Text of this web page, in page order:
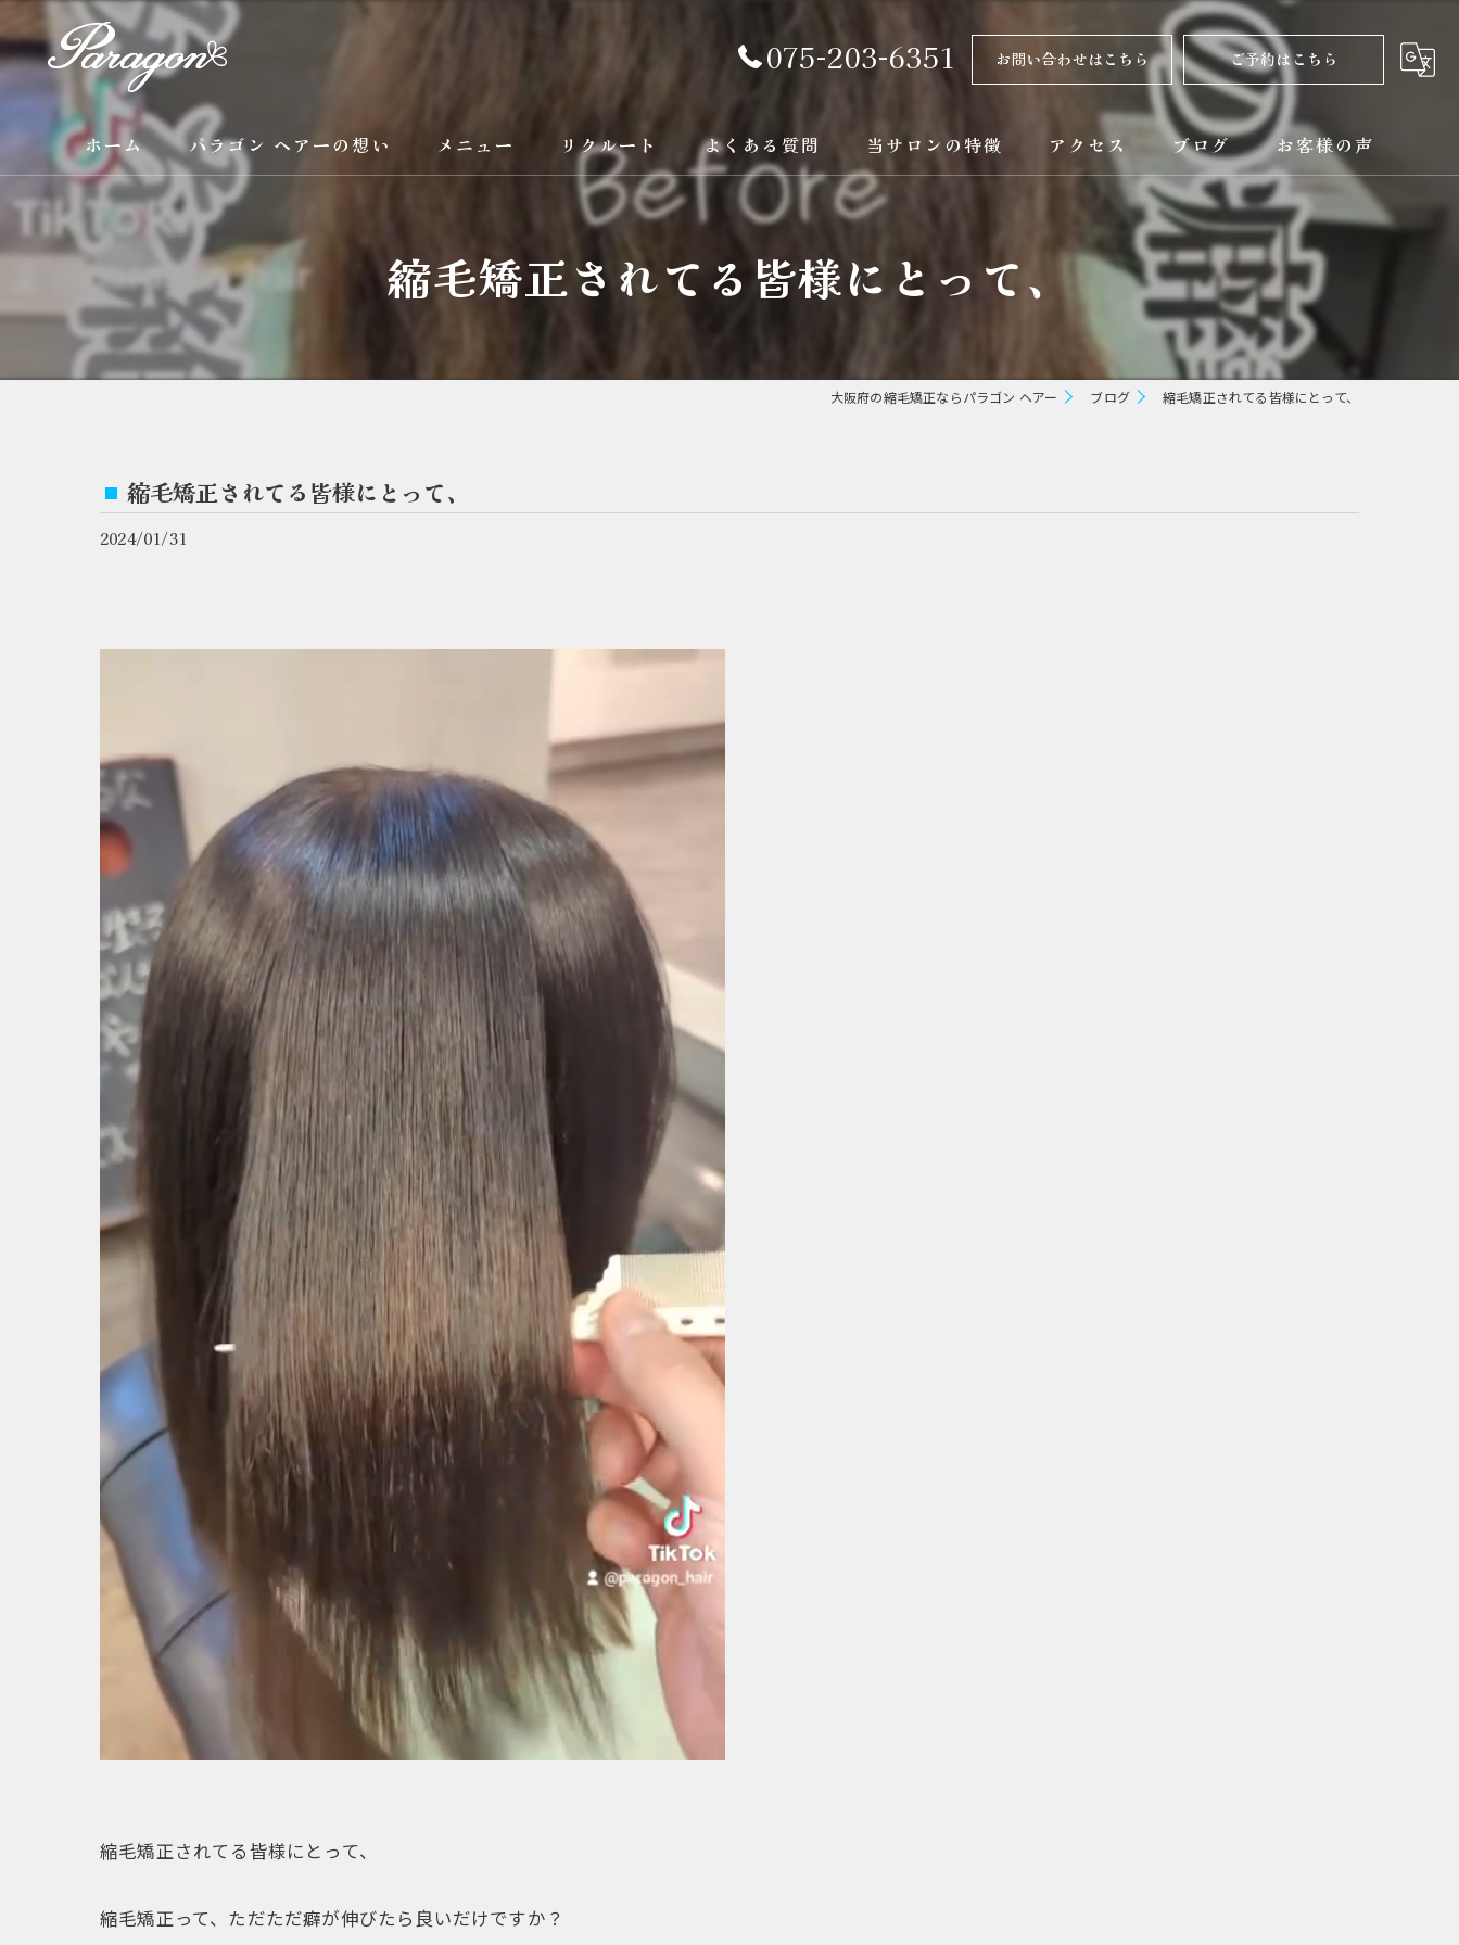
075-203-6351 お問い合わせはこちら ご予約はこちら
ホーム パラゴン ヘアーの想い
サービス
メニュー リクルート よくある質問 当サロンの特徴
京都の縮毛矯正
カラー
ブリーチ縮毛矯正
アクセス ブログ
コラム
お客様の声
縮毛矯正されてる皆様にとって、
大阪府の縮毛矯正ならパラゴン ヘアー ブログ 縮毛矯正されてる皆様にとって、
縮毛矯正されてる皆様にとって、
2024/01/31
縮毛矯正されてる皆様にとって、
縮毛矯正って、ただただ癖が伸びたら良いだけですか？